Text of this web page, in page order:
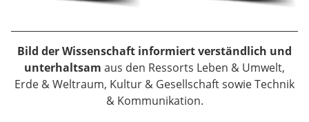
Bild der Wissenschaft informiert verständlich und
unterhaltsam aus den Ressorts Leben & Umwelt,
Erde & Weltraum, Kultur & Gesellschaft sowie Technik
& Kommunikation.